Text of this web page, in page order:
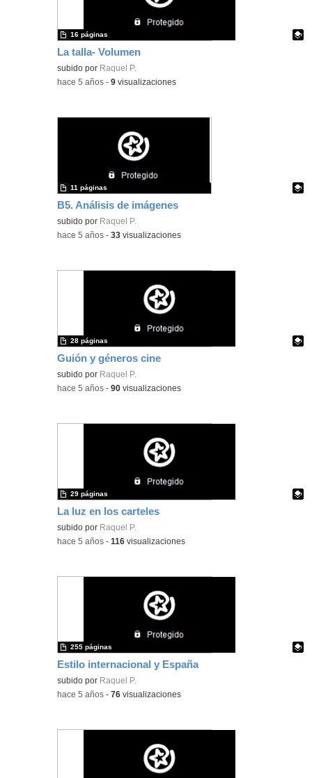
La talla- Volumen
Contenido educativo.
subido por Raquel P.
16 páginas
-hace 5 años -9 visualizaciones
B5. Análisis de imágenes
Contenido educativo.
subido por Raquel P.
11 páginas
-hace 5 años -33 visualizaciones
Guión y géneros cine
Contenido educativo.
subido por Raquel P.
28 páginas
-hace 5 años -90 visualizaciones
La luz en los carteles
Contenido educativo.
subido por Raquel P.
29 páginas
-hace 5 años -116 visualizaciones
Estilo internacional y España
Contenido educativo.
subido por Raquel P.
255 páginas
-hace 5 años -76 visualizaciones